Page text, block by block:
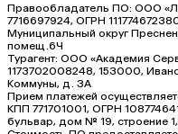
Правообладатель ПО: ООО
7716697924, ОГРН
Муниципальный округ
помещ.6Ч
Турагент: ООО «Академия
1173702008248, 153000,
Коммуны, д. ЗА
Прием платежей
КПП 771701001, ОГРН
бульвар, дом № 19, строение